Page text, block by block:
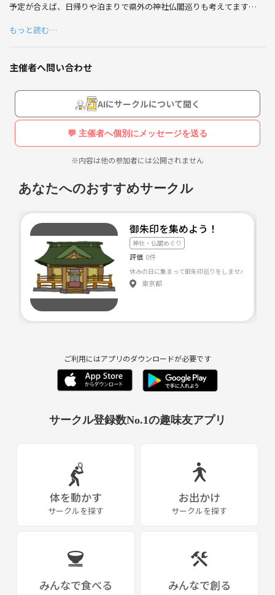
予定が合えば、日帰りや泊まりで県外の神社仏閣巡りも考えてます👍
お気軽にご参加ください😁
もっと読む…
主催者へ問い合わせ
AIにサークルについて聞く
💬 主催者へ個別にメッセージを送る
※内容は他の参加者には公開されません
あなたへのおすすめサークル
御朱印を集めよう！
神社・仏閣めぐり
評価 0件
休みの日に集まって御朱印巡りをしませんか？？ゆ
東京都
ご利用にはアプリのダウンロードが必要です
サークル登録数No.1の趣味友アプリ
体を動かす
サークルを探す
お出かけ
サークルを探す
みんなで食べる みんなで創る